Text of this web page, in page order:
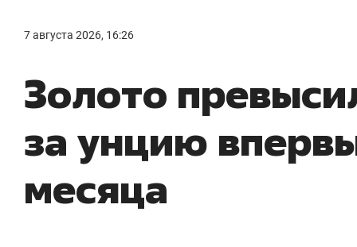
7 августа 2026, 16:26
Золото
за унцию
месяца